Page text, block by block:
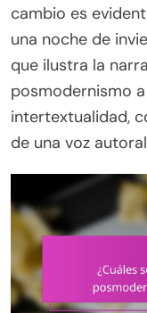
cambio es
una noche de
que ilustra la
posmodernismo
intertextualidad,
de una voz